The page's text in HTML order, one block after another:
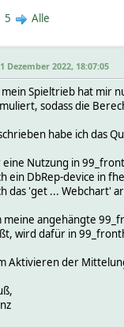
5 Alle
Dezember 2022, 18:07:05
mein Spieltrieb hat mir
sodass die
habe ich das
eine Nutzung in
ein DbRep-device in
das 'get ... Webchart'
meine angehängte
wird dafür in
Aktivieren der